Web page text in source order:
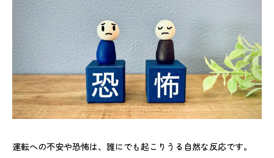
運転への不安や恐怖は、誰にでも起こりうる自然な反応です。